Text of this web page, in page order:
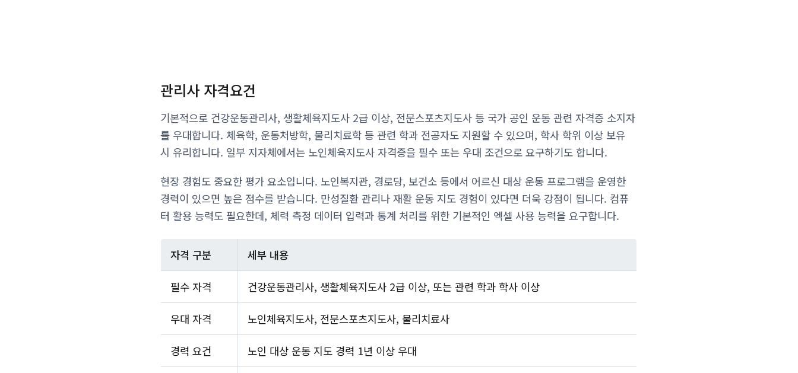
관리사 자격요건
기본적으로 건강운동관리사, 생활체육지도사 2급 이상, 전문스포츠지도사 등 국가 공인 운동 관련 자격증 소지자
를 우대합니다. 체육학, 운동처방학, 물리치료학 등 관련 학과 전공자도 지원할 수 있으며, 학사 학위 이상 보유
시 유리합니다. 일부 지자체에서는 노인체육지도사 자격증을 필수 또는 우대 조건으로 요구하기도 합니다.
현장 경험도 중요한 평가 요소입니다. 노인복지관, 경로당, 보건소 등에서 어르신 대상 운동 프로그램을 운영한
경력이 있으면 높은 점수를 받습니다. 만성질환 관리나 재활 운동 지도 경험이 있다면 더욱 강점이 됩니다. 컴퓨
터 활용 능력도 필요한데, 체력 측정 데이터 입력과 통계 처리를 위한 기본적인 엑셀 사용 능력을 요구합니다.
자격 구분 세부 내용
필수 자격 건강운동관리사, 생활체육지도사 2급 이상, 또는 관련 학과 학사 이상
우대 자격 노인체육지도사, 전문스포츠지도사, 물리치료사
경력 요건 노인 대상 운동 지도 경력 1년 이상 우대